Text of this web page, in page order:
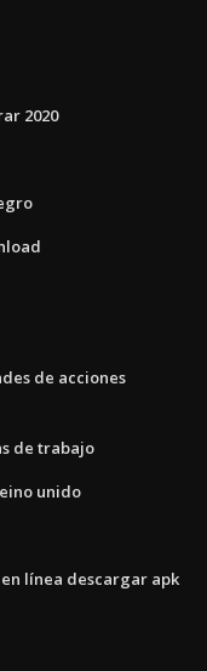
2020
de acciones
de trabajo
unido
línea descargar apk